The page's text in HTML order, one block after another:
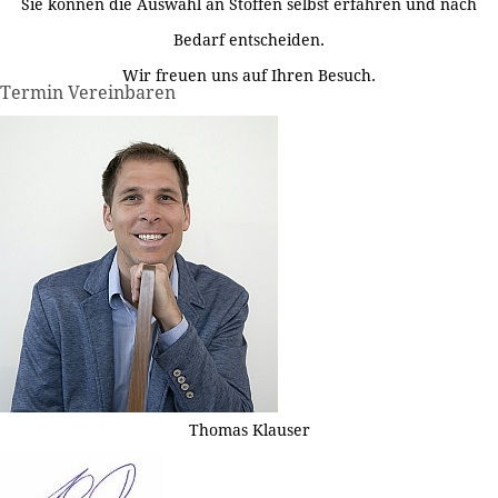
Sie können die Auswahl an Stoffen selbst erfahren und nach
Bedarf entscheiden.
Wir freuen uns auf Ihren Besuch.
Termin Vereinbaren
Thomas Klauser